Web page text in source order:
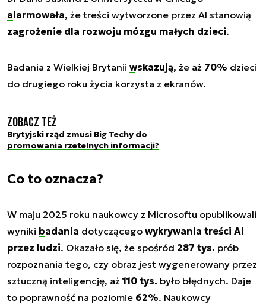
alarmowała, że treści wytworzone przez AI stanowią
zagrożenie dla rozwoju mózgu małych dzieci.
Badania z Wielkiej Brytanii wskazują, że aż 70% dzieci
do drugiego roku życia korzysta z ekranów.
Zobacz też
Brytyjski rząd zmusi Big Techy do
promowania rzetelnych informacji?
Co to oznacza?
W maju 2025 roku naukowcy z Microsoftu opublikowali
wyniki badania dotyczącego wykrywania treści AI
przez ludzi. Okazało się, że spośród 287 tys. prób
rozpoznania tego, czy obraz jest wygenerowany przez
sztuczną inteligencję, aż 110 tys. było błędnych. Daje
to poprawność na poziomie 62%. Naukowcy